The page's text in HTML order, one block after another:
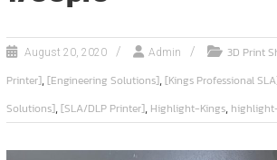
August 20, 2020 Admin 3D Print
Printer],[Engineering Solutions],[Kings Professional
Solutions],[SLA/DLP Printer], Highlight-Kings,